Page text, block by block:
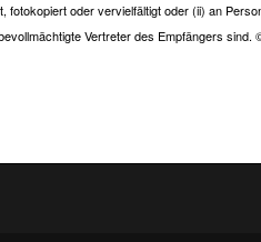
fotokopiert oder vervielfältigt oder (ii) an
Vertreter des Empfängers